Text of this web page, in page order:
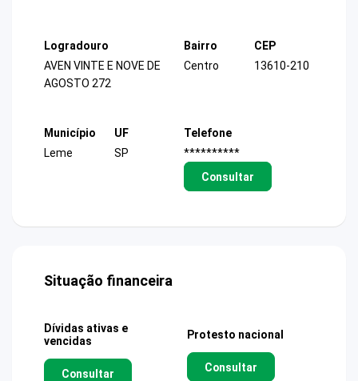
Logradouro
AVEN VINTE E NOVE DE
AGOSTO 272
Bairro
Centro
CEP
13610-210
Município
Leme
UF
SP
Telefone
**********
Consultar
Situação financeira
Dívidas ativas e
vencidas
Consultar
Protesto nacional
Consultar